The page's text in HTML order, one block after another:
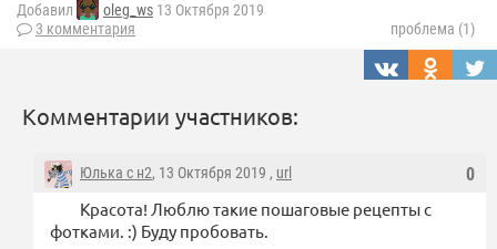
Добавил oleg_ws 13 Октября 2019
3 комментария
проблема (1)
Комментарии участников:
0
Юлька с н2, 13 Октября 2019 , url
Красота! Люблю такие пошаговые рецепты с
фотками. :) Буду пробовать.